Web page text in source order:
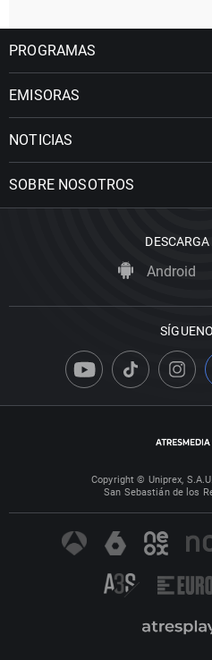
PROGRAMAS
EMISORAS
NOTICIAS
SOBRE NOSOTROS
Android
Copyright © Uniprex,
San Sebastián de los